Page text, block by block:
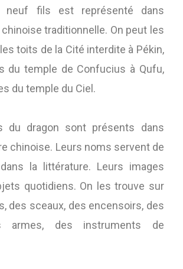
neuf fils est représenté dans
chinoise traditionnelle. On peut les
toits de la Cité interdite à Pékin,
du temple de Confucius à Qufu,
du temple du Ciel.
du dragon sont présents dans
chinoise. Leurs noms servent de
la littérature. Leurs images
quotidiens. On les trouve sur
des sceaux, des encensoirs, des
armes, des instruments de